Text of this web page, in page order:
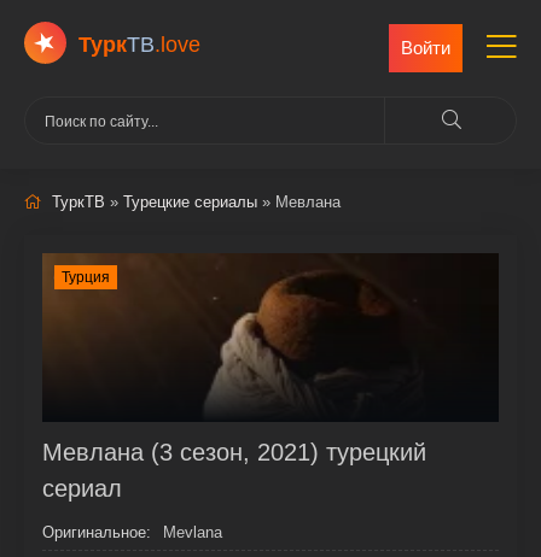
ТуркТВ.love Войти
ТуркТВ » Турецкие сериалы » Мевлана
Турция
Мевлана (3 сезон, 2021) турецкий
сериал
Оригинальное:
Mevlana